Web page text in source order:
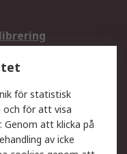
Support
för statistisk
och för att visa
Genom att klicka på
av icke